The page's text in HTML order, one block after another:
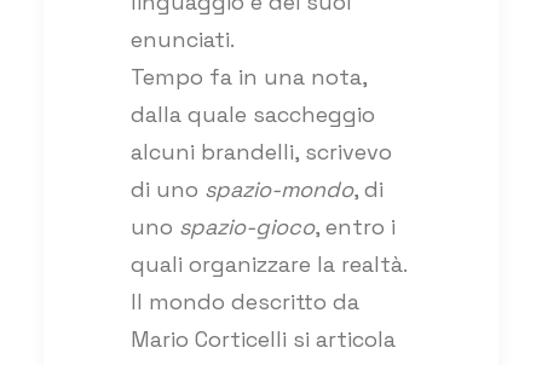
enunciati.
Tempo fa in una nota,
dalla quale saccheggio
alcuni brandelli, scrivevo
di uno spazio-mondo, di
uno spazio-gioco, entro i
quali organizzare la realtà.
Il mondo descritto da
Mario Corticelli si articola